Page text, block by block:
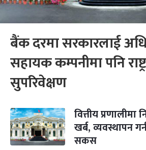
बैंक दरमा सरकारलाई
सहायक कम्पनीमा पनि
सुपरिवेक्षण
वित्तीय प्रणालीमा
खर्ब, व्यवस्थापन
सकस